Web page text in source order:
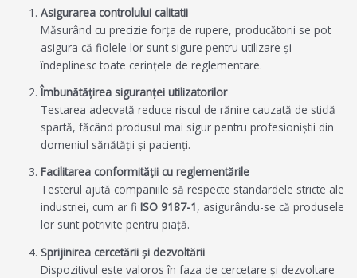
Asigurarea controlului calitatii
Măsurând cu precizie forța de rupere, producătorii se pot
asigura că fiolele lor sunt sigure pentru utilizare și
îndeplinesc toate cerințele de reglementare.
Îmbunătățirea siguranței utilizatorilor
Testarea adecvată reduce riscul de rănire cauzată de sticlă
spartă, făcând produsul mai sigur pentru profesioniștii din
domeniul sănătății și pacienți.
Facilitarea conformității cu reglementările
Testerul ajută companiile să respecte standardele stricte ale
industriei, cum ar fiISO 9187-1, asigurându-se că produsele
lor sunt potrivite pentru piață.
Sprijinirea cercetării și dezvoltării
Dispozitivul este valoros în faza de cercetare și dezvoltare